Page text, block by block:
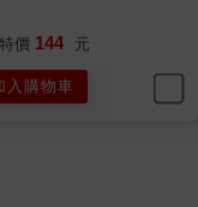
特價 144 元
入購物車